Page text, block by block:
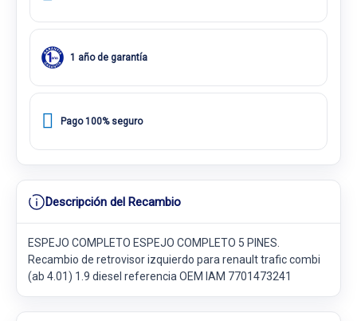
1 año de garantía
Pago 100% seguro
Descripción del Recambio
ESPEJO COMPLETO ESPEJO COMPLETO 5 PINES.
Recambio de retrovisor izquierdo para renault trafic combi
(ab 4.01) 1.9 diesel referencia OEM IAM 7701473241